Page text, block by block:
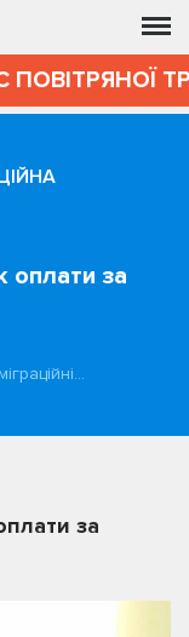
ПОВІТРЯНОЇ
оплати за
за